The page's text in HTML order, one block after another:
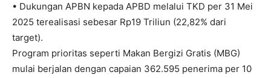
• Dukungan APBN kepada APBD melalui TKD per 31 Mei
2025 terealisasi sebesar Rp19 Triliun (22,82% dari
target).
Program prioritas seperti Makan Bergizi Gratis (MBG)
mulai berjalan dengan capaian 362.595 penerima per 10